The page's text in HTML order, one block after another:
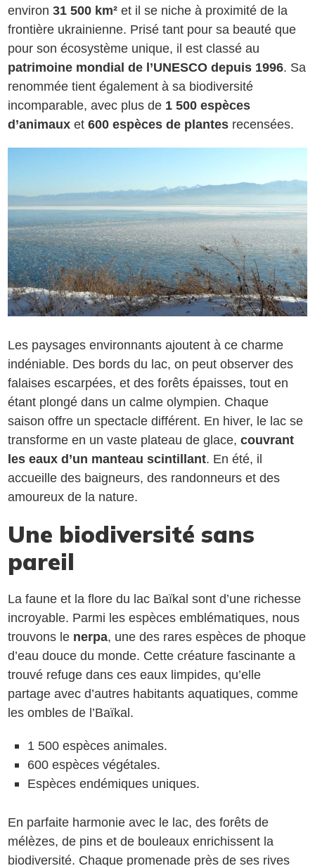
environ 31 500 km² et il se niche à proximité de la
frontière ukrainienne. Prisé tant pour sa beauté que
pour son écosystème unique, il est classé au
patrimoine mondial de l’UNESCO depuis 1996. Sa
renommée tient également à sa biodiversité
incomparable, avec plus de 1 500 espèces
d’animaux et 600 espèces de plantes recensées.
Les paysages environnants ajoutent à ce charme
indéniable. Des bords du lac, on peut observer des
falaises escarpées, et des forêts épaisses, tout en
étant plongé dans un calme olympien. Chaque
saison offre un spectacle différent. En hiver, le lac se
transforme en un vaste plateau de glace,couvrant
les eaux d’un manteau scintillant. En été, il
accueille des baigneurs, des randonneurs et des
amoureux de la nature.
Une biodiversité sans
pareil
La faune et la flore du lac Baïkal sont d’une richesse
incroyable. Parmi les espèces emblématiques, nous
trouvons le nerpa, une des rares espèces de phoque
d’eau douce du monde. Cette créature fascinante a
trouvé refuge dans ces eaux limpides, qu’elle
partage avec d’autres habitants aquatiques, comme
les ombles de l’Baïkal.
1 500 espèces animales.
600 espèces végétales.
Espèces endémiques uniques.
En parfaite harmonie avec le lac, des forêts de
mélèzes, de pins et de bouleaux enrichissent la
biodiversité. Chaque promenade près de ses rives